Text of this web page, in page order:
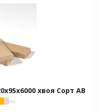
хвоя Сорт АВ
( 6 )